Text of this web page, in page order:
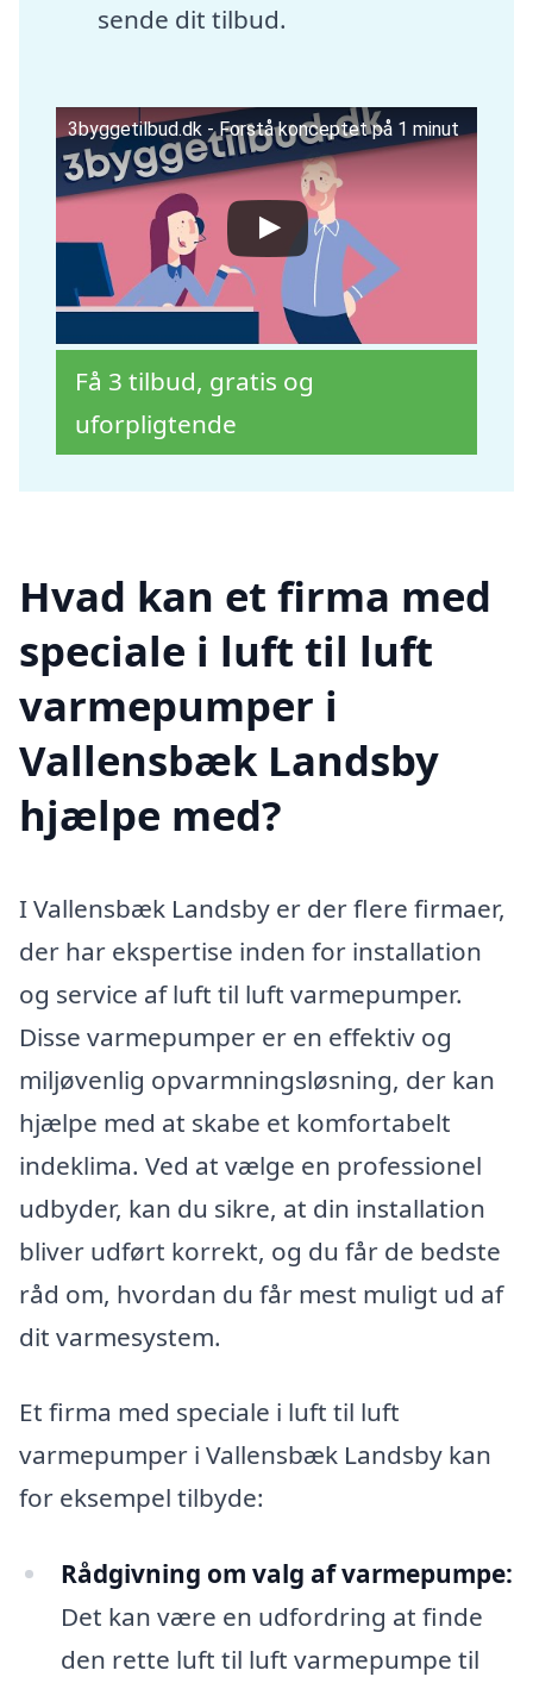
sende dit tilbud.
3byggetilbud.dk - Forstå konceptet på 1 minut
Få 3 tilbud, gratis og
uforpligtende
Hvad kan et firma med
speciale i luft til luft
varmepumper i
Vallensbæk Landsby
hjælpe med?
I Vallensbæk Landsby er der flere firmaer,
der har ekspertise inden for installation
og service af luft til luft varmepumper.
Disse varmepumper er en effektiv og
miljøvenlig opvarmningsløsning, der kan
hjælpe med at skabe et komfortabelt
indeklima. Ved at vælge en professionel
udbyder, kan du sikre, at din installation
bliver udført korrekt, og du får de bedste
råd om, hvordan du får mest muligt ud af
dit varmesystem.
Et firma med speciale i luft til luft
varmepumper i Vallensbæk Landsby kan
for eksempel tilbyde:
Rådgivning om valg af varmepumpe:
Det kan være en udfordring at finde
den rette luft til luft varmepumpe til